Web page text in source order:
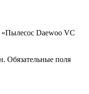
«Пылесос Daewoo VC
Обязательные поля